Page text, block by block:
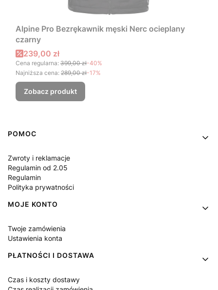
Alpine Pro Bezrękawnik męski Nerc ocieplany
czarny
Cena promocyjna
239,00 zł
Cena regularna: 399,00 zł-40%
Najniższa cena: 289,00 zł-17%
Zobacz produkt
Linki w stopce
POMOC
Zwroty i reklamacje
Regulamin od 2.05
Regulamin
Polityka prywatności
MOJE KONTO
Twoje zamówienia
Ustawienia konta
PŁATNOŚCI I DOSTAWA
Czas i koszty dostawy